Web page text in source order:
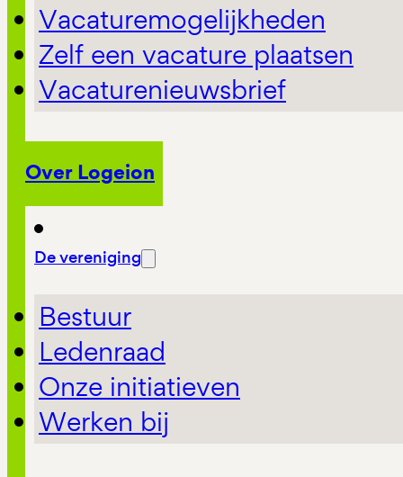
Vacaturemogelijkheden
Zelf een vacature plaatsen
Vacaturenieuwsbrief
Over Logeion
De vereniging
Bestuur
Ledenraad
Onze initiatieven
Werken bij